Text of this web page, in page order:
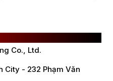
Co., Ltd.
City - 232 Phạm Văn